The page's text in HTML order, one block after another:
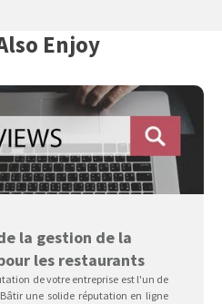
Enjoy
la gestion de la
les restaurants
de votre entreprise est l'un de
une solide réputation en ligne